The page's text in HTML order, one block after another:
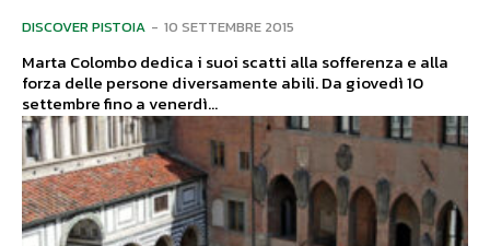
DISCOVER PISTOIA - 10 SETTEMBRE 2015
Marta Colombo dedica i suoi scatti alla sofferenza e alla
forza delle persone diversamente abili. Da giovedì 10
settembre fino a venerdì...